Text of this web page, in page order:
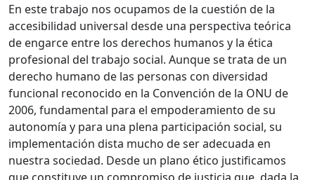
En este trabajo nos ocupamos de la cuestión de la
accesibilidad universal desde una perspectiva teórica
de engarce entre los derechos humanos y la ética
profesional del trabajo social. Aunque se trata de un
derecho humano de las personas con diversidad
funcional reconocido en la Convención de la ONU de
2006, fundamental para el empoderamiento de su
autonomía y para una plena participación social, su
implementación dista mucho de ser adecuada en
nuestra sociedad. Desde un plano ético justificamos